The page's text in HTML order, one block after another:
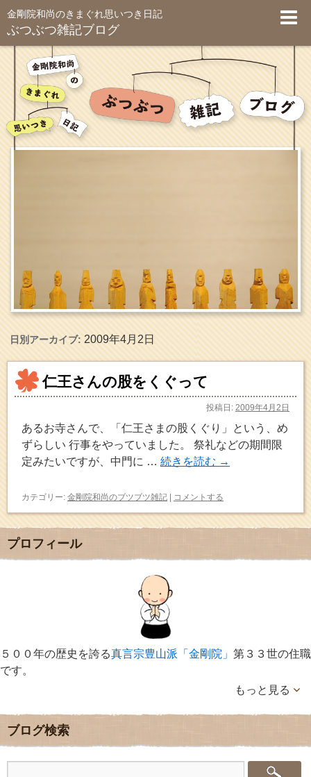
金剛院和尚のきまぐれ思いつき日記
ぶつぶつ雑記ブログ
日別アーカイブ:2009年4月2日
仁王さんの股をくぐって
投稿日: 2009年4月2日
あるお寺さんで、「仁王さまの股くぐり」という、め
ずらしい 行事をやっていました。 祭礼などの期間限
定みたいですが、中門に … 続きを読む →
カテゴリー: 金剛院和尚のブツブツ雑記 | コメントする
プロフィール
５００年の歴史を誇る真言宗豊山派「金剛院」 第３３世の住職
です。
もっと見る
ブログ検索